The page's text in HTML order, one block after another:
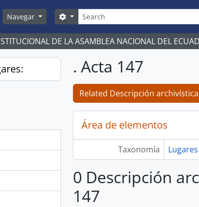
Navegar
Búsqueda
Search options
DE LA ASAMBLEA NACIONAL DEL
. Acta 147
Related Descripción
Área de elementos
Taxonomía Lugares
0 Descripción
147